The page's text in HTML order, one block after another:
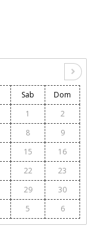
Sab
Dom
1
2
8
9
15
16
22
23
29
30
5 6